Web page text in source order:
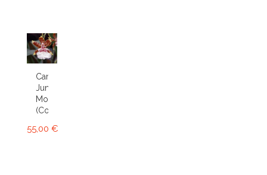
Cambria
Jungle
Monarch
(Colm.)
55,00 €